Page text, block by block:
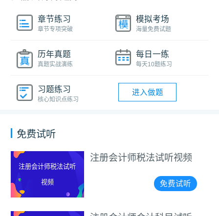
章节练习
章节专项突破
模拟考场
海量免费试题
历年真题
真题实战演练
每日一练
每天10题练习
习题练习
核心知识点练习
进入做题
免费试听
注册会计师税法试听
视频
注册会计师税法试听视频
免费试听